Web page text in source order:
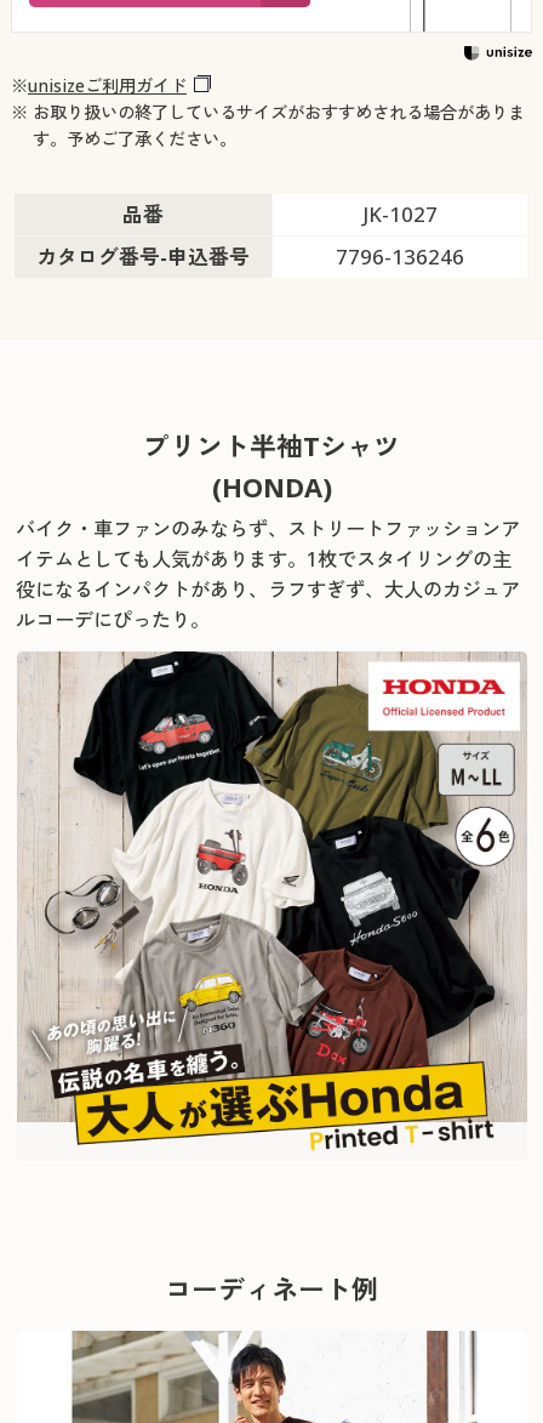
※unisizeご利用ガイド
※ お取り扱いの終了しているサイズがおすすめされる場合がありま
す。予めご了承ください。
品番
JK-1027
カタログ番号-申込番号
7796-136246
プリント半袖Tシャツ
(HONDA)
バイク・車ファンのみならず、ストリートファッションア
イテムとしても人気があります。 1枚でスタイリングの主
役になるインパクトがあり、ラフすぎず、大人のカジュア
ルコーデにぴったり。
コーディネート例